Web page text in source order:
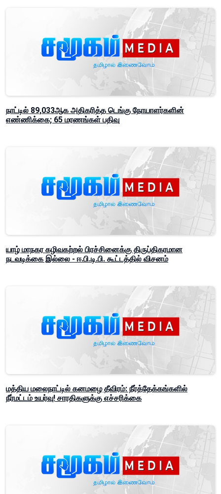
நாட்டில் 89,033ஆக அதிகரித்த டெங்கு நோயாளர்களின்
எண்ணிக்கை; 65 மரணங்கள் பதிவு
யாழ் மாநகர கழிவகற்றல் பிரச்சினைக்கு திருப்திகரமான
நடவடிக்கை இல்லை - ஈ.பி.டி.பி. கூட்டத்தில் விசனம்
மத்திய மலைநாட்டில் கனமழை தீவிரம்: நீர்த்தேக்கங்களில்
நீர்மட்டம் உயர்வு! சாரதிகளுக்கு எச்சரிக்கை